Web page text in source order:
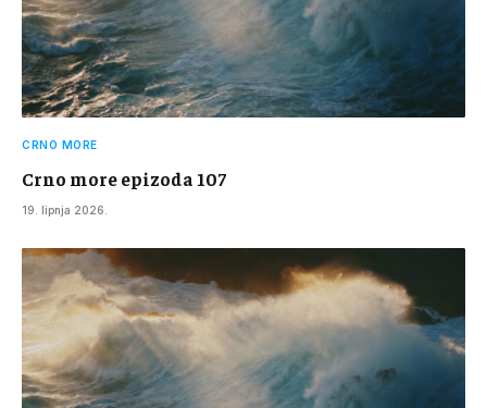
CRNO MORE
Crno more epizoda 107
19. lipnja 2026.